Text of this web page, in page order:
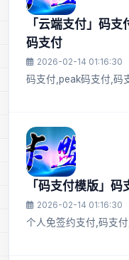
「云端支付」码
码支付
2026-02-14 01:16:30
码支付,peak码支付,码
「码支付模版」
2026-02-14 01:16:30
个人免签约支付,码支